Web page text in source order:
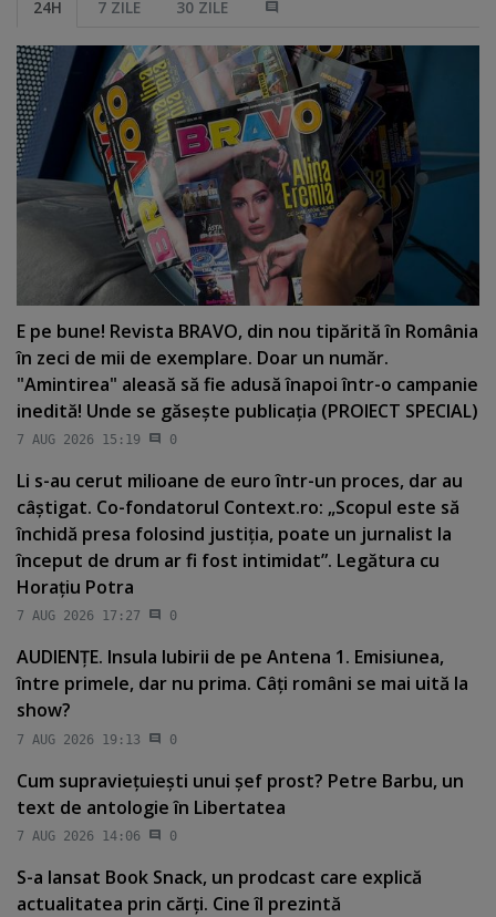
24H 7 ZILE 30 ZILE
E pe bune! Revista BRAVO, din nou tipărită în România
în zeci de mii de exemplare. Doar un număr.
"Amintirea" aleasă să fie adusă înapoi într-o campanie
inedită! Unde se găseşte publicaţia (PROIECT SPECIAL)
7 AUG 2026 15:19 0
Li s-au cerut milioane de euro într-un proces, dar au
câştigat. Co-fondatorul Context.ro: „Scopul este să
închidă presa folosind justiţia, poate un jurnalist la
început de drum ar fi fost intimidat”. Legătura cu
Horaţiu Potra
7 AUG 2026 17:27 0
AUDIENŢE. Insula Iubirii de pe Antena 1. Emisiunea,
între primele, dar nu prima. Câţi români se mai uită la
show?
7 AUG 2026 19:13 0
Cum supravieţuieşti unui şef prost? Petre Barbu, un
text de antologie în Libertatea
7 AUG 2026 14:06 0
S-a lansat Book Snack, un prodcast care explică
actualitatea prin cărţi. Cine îl prezintă